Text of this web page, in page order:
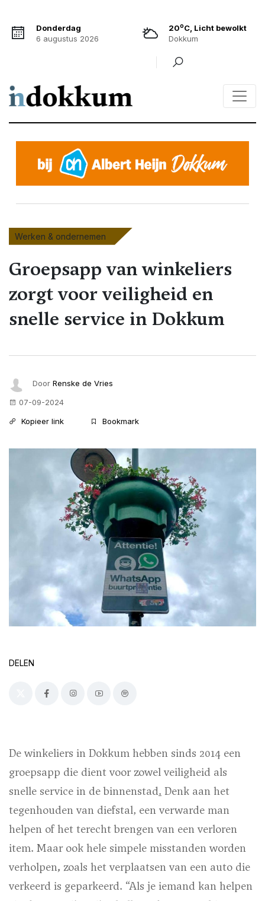
Donderdag
6 augustus 2026
20oC, Licht bewolkt
Dokkum
Werken & ondernemen
Groepsapp van winkeliers
zorgt voor veiligheid en
snelle service in Dokkum
Door Renske de Vries
07-09-2024
Kopieer link
Bookmark
DELEN
De winkeliers in Dokkum hebben sinds 2014 een
groepsapp die dient voor zowel veiligheid als
snelle service in de binnenstad. Denk aan het
tegenhouden van diefstal, een verwarde man
helpen of het terecht brengen van een verloren
item. Maar ook hele simpele misstanden worden
verholpen, zoals het verplaatsen van een auto die
verkeerd is geparkeerd. “Als je iemand kan helpen